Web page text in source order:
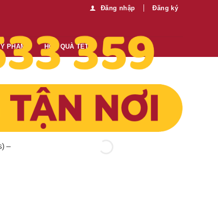
Đăng nhập Đăng ký
PHẨM HỘP QUÀ TẾT
₫
–
Thông tin thêm:
Mua sỉ vui lòng liên hệ chúng tôi:
0989.330.683 Gửi tin nhắn